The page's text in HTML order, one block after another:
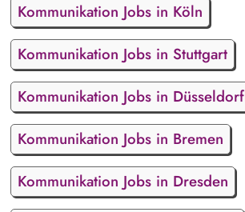
Kommunikation Jobs in Köln
Kommunikation Jobs in Stuttgart
Kommunikation Jobs in Düsseldorf
Kommunikation Jobs in Bremen
Kommunikation Jobs in Dresden